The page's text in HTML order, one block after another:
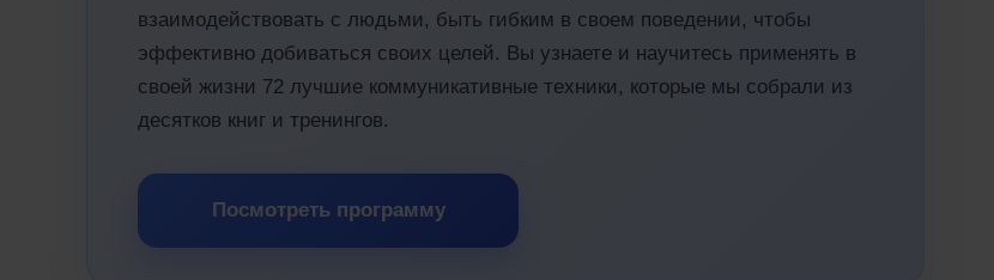
взаимодействовать с людьми, быть гибким в своем поведении, чтобы
эффективно добиваться своих целей. Вы узнаете и научитесь применять в
своей жизни 72 лучшие коммуникативные техники, которые мы собрали из
десятков книг и тренингов.
Посмотреть программу